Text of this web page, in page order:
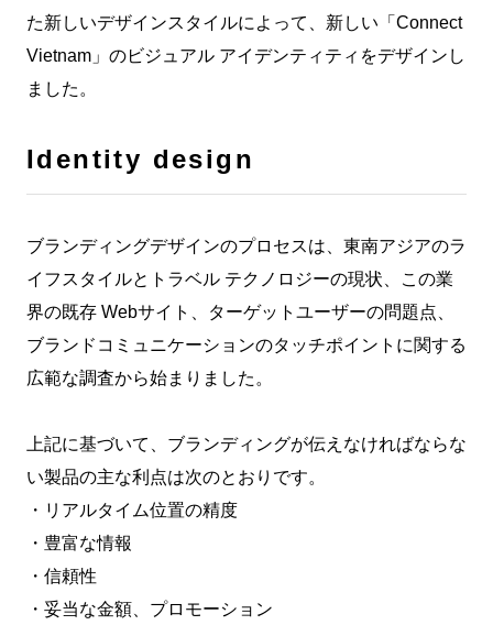
た新しいデザインスタイルによって、新しい「Connect
Vietnam」のビジュアル アイデンティティをデザインし
ました。
Identity design
ブランディングデザインのプロセスは、東南アジアのラ
イフスタイルとトラベル テクノロジーの現状、この業
界の既存 Webサイト、ターゲットユーザーの問題点、
ブランドコミュニケーションのタッチポイントに関する
広範な調査から始まりました。
上記に基づいて、ブランディングが伝えなければならな
い製品の主な利点は次のとおりです。
・リアルタイム位置の精度
・豊富な情報
・信頼性
・妥当な金額、プロモーション